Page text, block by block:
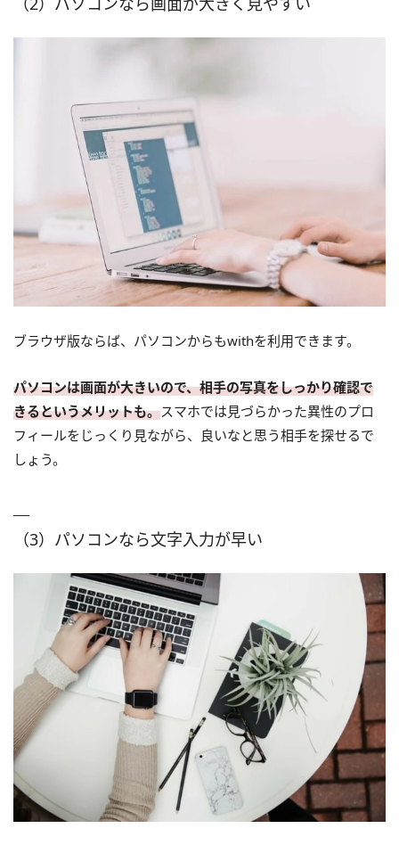
ブラウザ版ならば、パソコンからもwithを利用できます。
パソコンは画面が大きいので、相手の写真をしっかり確認で
きるというメリットも。スマホでは見づらかった異性のプロ
フィールをじっくり見ながら、良いなと思う相手を探せるで
しょう。
（3）パソコンなら文字入力が早い